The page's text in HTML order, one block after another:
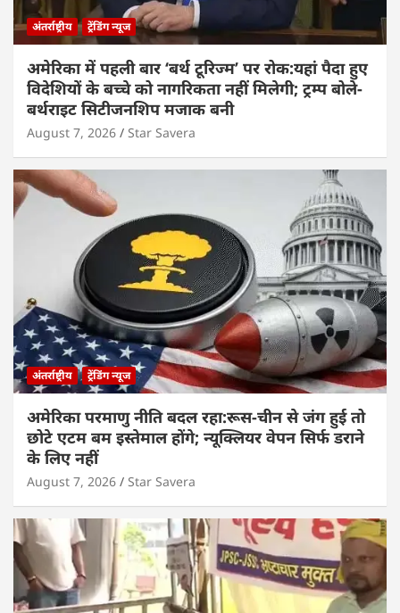
अंतर्राष्ट्रीय ट्रेंडिंग न्यूज
अमेरिका में पहली बार ‘बर्थ टूरिज्म’ पर रोक:यहां पैदा हुए
विदेशियों के बच्चे को नागरिकता नहीं मिलेगी; ट्रम्प बोले-
बर्थराइट सिटीजनशिप मजाक बनी
August 7, 2026 Star Savera
अंतर्राष्ट्रीय ट्रेंडिंग न्यूज
अमेरिका परमाणु नीति बदल रहा:रूस-चीन से जंग हुई तो
छोटे एटम बम इस्तेमाल होंगे; न्यूक्लियर वेपन सिर्फ डराने
के लिए नहीं
August 7, 2026 Star Savera